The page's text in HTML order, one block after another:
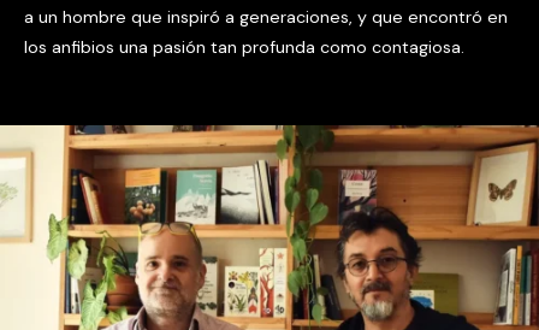
a un hombre que inspiró a generaciones, y que encontró en
los anfibios una pasión tan profunda como contagiosa.